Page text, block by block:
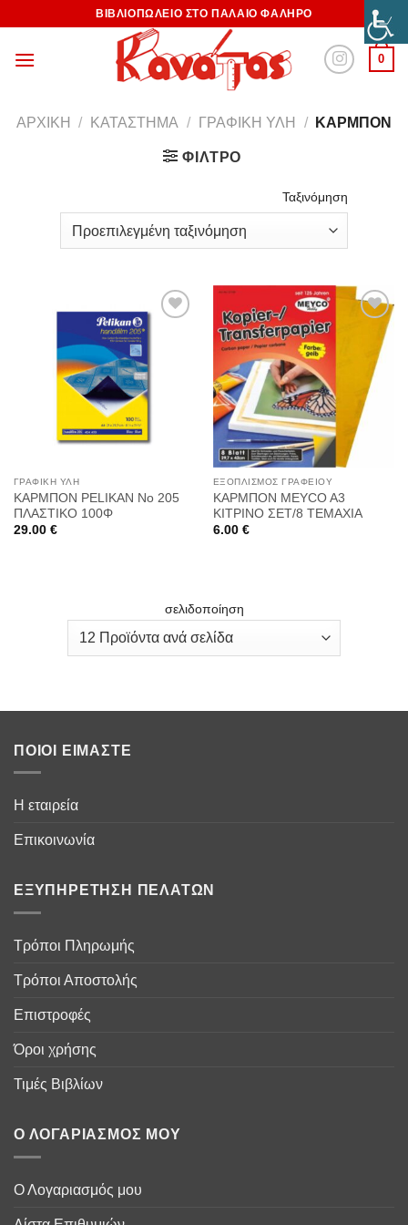
ΒΙΒΛΙΟΠΩΛΕΙΟ ΣΤΟ ΠΑΛΑΙΟ ΦΑΛΗΡΟ
0
ΑΡΧΙΚΉ / ΚΑΤΆΣΤΗΜΑ / ΓΡΑΦΙΚΉ ΎΛΗ / ΚΑΡΜΠΌΝ
ΦΊΛΤΡΟ
Ταξινόμηση
Προσθήκη
Wishlist
ΓΡΑΦΙΚΉ ΎΛΗ
ΚΑΡΜΠΟΝ PELIKAN Νο 205
ΠΛΑΣΤΙΚΟ 100Φ
29.00 €
Προσθήκη
Wishlist
ΕΞΟΠΛΙΣΜΌΣ ΓΡΑΦΕΊΟΥ
ΚΑΡΜΠΟΝ MEYCO A3
ΚΙΤΡΙΝΟ ΣΕΤ/8 ΤΕΜΑΧΙΑ
6.00 €
σελιδοποίηση
ΠΟΙΟΙ ΕΊΜΑΣΤΕ
Η εταιρεία
Επικοινωνία
ΕΞΥΠΗΡΈΤΗΣΗ ΠΕΛΑΤΏΝ
Τρόποι Πληρωμής
Τρόποι Αποστολής
Επιστροφές
Όροι χρήσης
Τιμές Βιβλίων
Ο ΛΟΓΑΡΙΑΣΜΌΣ ΜΟΥ
Ο Λογαριασμός μου